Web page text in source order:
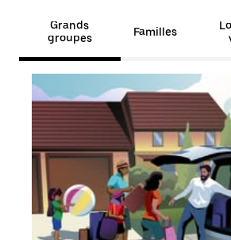
Grands
groupes
Familles